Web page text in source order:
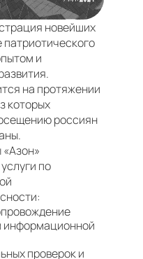
новейших
патриотического
и
на протяжении
которых
россиян
по
информационной
проверок и